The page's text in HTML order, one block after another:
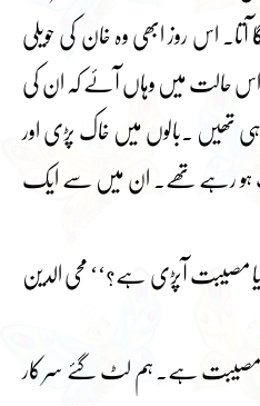
آتا۔ اس روز ابھی وہ خان کی حویلی
اس حالت میں وہاں آئے کہ ان کی
تھیں ۔بالوں میں خاک پڑی اور
ہو رہے تھے۔ ان میں سے ایک
مصیبت آپڑی ہے؟‘‘ محی الدین
مصیبت ہے۔ ہم لٹ گئے سر کار